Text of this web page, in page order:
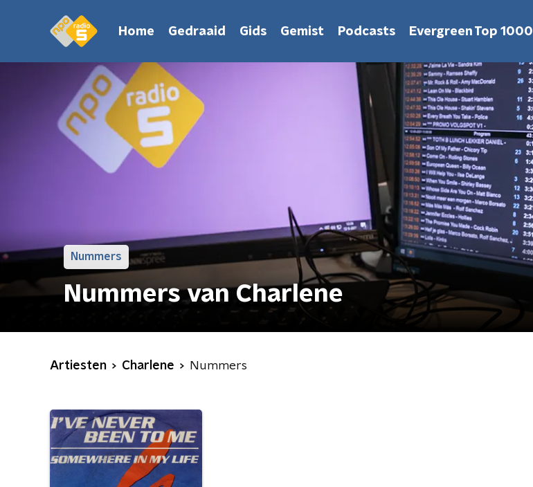
Home Gedraaid Gids Gemist Podcasts Evergreen Top 1000
Nummers
Nummers van Charlene
Artiesten Charlene Nummers